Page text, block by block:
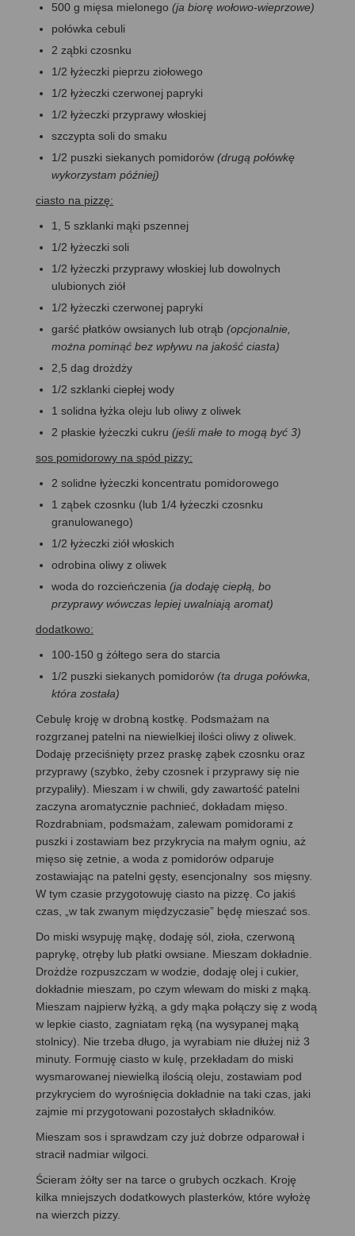
500 g mięsa mielonego (ja biorę wołowo-wieprzowe)
połówka cebuli
2 ząbki czosnku
1/2 łyżeczki pieprzu ziołowego
1/2 łyżeczki czerwonej papryki
1/2 łyżeczki przyprawy włoskiej
szczypta soli do smaku
1/2 puszki siekanych pomidorów (drugą połówkę
wykorzystam później)
ciasto na pizzę:
1, 5 szklanki mąki pszennej
1/2 łyżeczki soli
1/2 łyżeczki przyprawy włoskiej lub dowolnych
ulubionych ziół
1/2 łyżeczki czerwonej papryki
garść płatków owsianych lub otrąb (opcjonalnie,
można pominąć bez wpływu na jakość ciasta)
2,5 dag drożdży
1/2 szklanki ciepłej wody
1 solidna łyżka oleju lub oliwy z oliwek
2 płaskie łyżeczki cukru (jeśli małe to mogą być 3)
sos pomidorowy na spód pizzy:
2 solidne łyżeczki koncentratu pomidorowego
1 ząbek czosnku (lub 1/4 łyżeczki czosnku
granulowanego)
1/2 łyżeczki ziół włoskich
odrobina oliwy z oliwek
woda do rozcieńczenia (ja dodaję ciepłą, bo
przyprawy wówczas lepiej uwalniają aromat)
dodatkowo:
100-150 g żółtego sera do starcia
1/2 puszki siekanych pomidorów (ta druga połówka,
która została)
Cebulę kroję w drobną kostkę. Podsmażam na
rozgrzanej patelni na niewielkiej ilości oliwy z oliwek.
Dodaję przeciśnięty przez praskę ząbek czosnku oraz
przyprawy (szybko, żeby czosnek i przyprawy się nie
przypaliły). Mieszam i w chwili, gdy zawartość patelni
zaczyna aromatycznie pachnieć, dokładam mięso.
Rozdrabniam, podsmażam, zalewam pomidorami z
puszki i zostawiam bez przykrycia na małym ogniu, aż
mięso się zetnie, a woda z pomidorów odparuje
zostawiając na patelni gęsty, esencjonalny sos mięsny.
W tym czasie przygotowuję ciasto na pizzę. Co jakiś
czas, „w tak zwanym międzyczasie” będę mieszać sos.
Do miski wsypuję mąkę, dodaję sól, zioła, czerwoną
paprykę, otręby lub płatki owsiane. Mieszam dokładnie.
Drożdże rozpuszczam w wodzie, dodaję olej i cukier,
dokładnie mieszam, po czym wlewam do miski z mąką.
Mieszam najpierw łyżką, a gdy mąka połączy się z wodą
w lepkie ciasto, zagniatam ręką (na wysypanej mąką
stolnicy). Nie trzeba długo, ja wyrabiam nie dłużej niż 3
minuty. Formuję ciasto w kulę, przekładam do miski
wysmarowanej niewielką ilością oleju, zostawiam pod
przykryciem do wyrośnięcia dokładnie na taki czas, jaki
zajmie mi przygotowani pozostałych składników.
Mieszam sos i sprawdzam czy już dobrze odparował i
stracił nadmiar wilgoci.
Ścieram żółty ser na tarce o grubych oczkach. Kroję
kilka mniejszych dodatkowych plasterków, które wyłożę
na wierzch pizzy.